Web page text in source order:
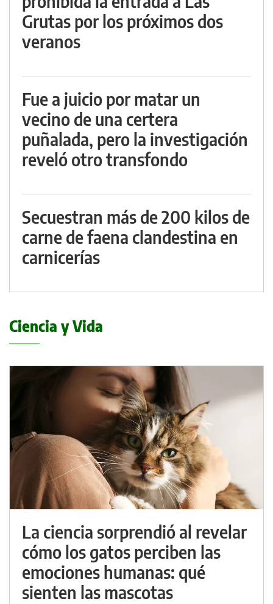
Grutas por los próximos dos
veranos
Fue a juicio por matar un
vecino de una certera
puñalada, pero la investigación
reveló otro transfondo
Secuestran más de 200 kilos de
carne de faena clandestina en
carnicerías
Ciencia y Vida
La ciencia sorprendió al revelar
cómo los gatos perciben las
emociones humanas: qué
sienten las mascotas